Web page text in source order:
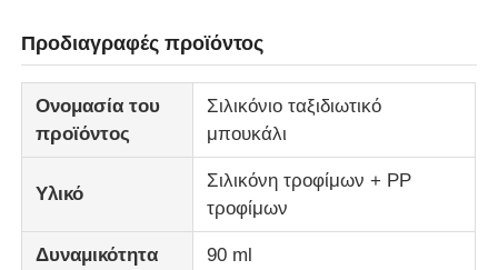
Προδιαγραφές προϊόντος
Ονομασία του
προϊόντος
Σιλικόνιο ταξιδιωτικό
μπουκάλι
Υλικό
Σιλικόνη τροφίμων + PP
τροφίμων
Δυναμικότητα 90 ml